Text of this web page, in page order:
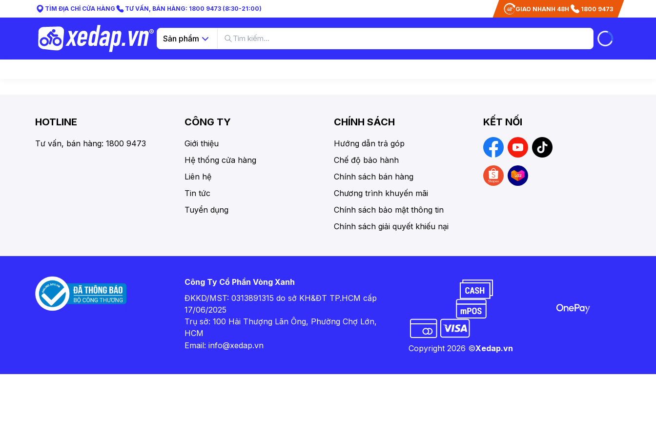
TÌM ĐỊA CHỈ CỬA HÀNG TƯ VẤN, BÁN HÀNG: 1800 9473 (8:30-21:00) GIAO NHANH 48H 1800 9473
Sản phẩm
HOTLINE
Tư vấn, bán hàng: 1800 9473
CÔNG TY
Giới thiệu
Hệ thống cửa hàng
Liên hệ
Tin tức
Tuyển dụng
CHÍNH SÁCH
Hướng dẫn trả góp
Chế độ bảo hành
Chính sách bán hàng
Chương trình khuyến mãi
Chính sách bảo mật thông tin
Chính sách giải quyết khiếu nại
KẾT NỐI
Công Ty Cổ Phần Vòng Xanh
ĐKKD/MST: 0313891315 do sở KH&ĐT TP.HCM cấp
17/06/2025
Trụ sở: 100 Hải Thượng Lãn Ông, Phường Chợ Lớn,
HCM
Email: info@xedap.vn Copyright 2026 ©Xedap.vn